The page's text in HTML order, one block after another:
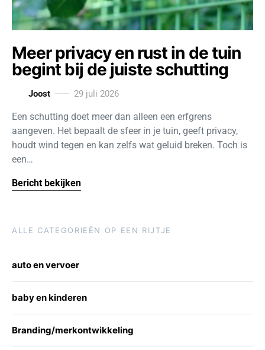
Meer privacy en rust in de tuin
begint bij de juiste schutting
Joost 29 juli 2026
Een schutting doet meer dan alleen een erfgrens
aangeven. Het bepaalt de sfeer in je tuin, geeft privacy,
houdt wind tegen en kan zelfs wat geluid breken. Toch is
een…
Bericht bekijken
ALLE CATEGORIEËN OP EEN RIJTJE
auto en vervoer
baby en kinderen
Branding/merkontwikkeling